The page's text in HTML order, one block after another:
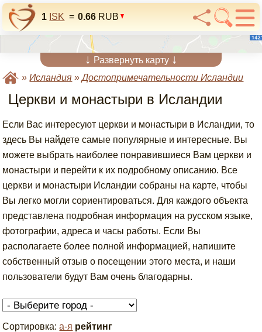
1 ISK = 0.66 RUB
↓ Развернуть карту ↓
»Исландия »Достопримечательности Исландии
Церкви и монастыри в Исландии
Если Вас интересуют церкви и монастыри в Исландии, то
здесь Вы найдете самые популярные и интересные. Вы
можете выбрать наиболее понравившиеся Вам церкви и
монастыри и перейти к их подробному описанию. Все
церкви и монастыри Исландии собраны на карте, чтобы
Вы легко могли сориентироваться. Для каждого объекта
представлена подробная информация на русском языке,
фотографии, адреса и часы работы. Если Вы
располагаете более полной информацией, напишите
собственный отзыв о посещении этого места, и наши
пользователи будут Вам очень благодарны.
Сортировка:а-я рейтинг